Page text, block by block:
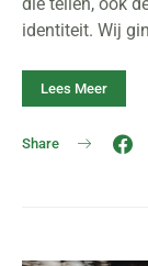
identiteit. Wij
Lees Meer
Share